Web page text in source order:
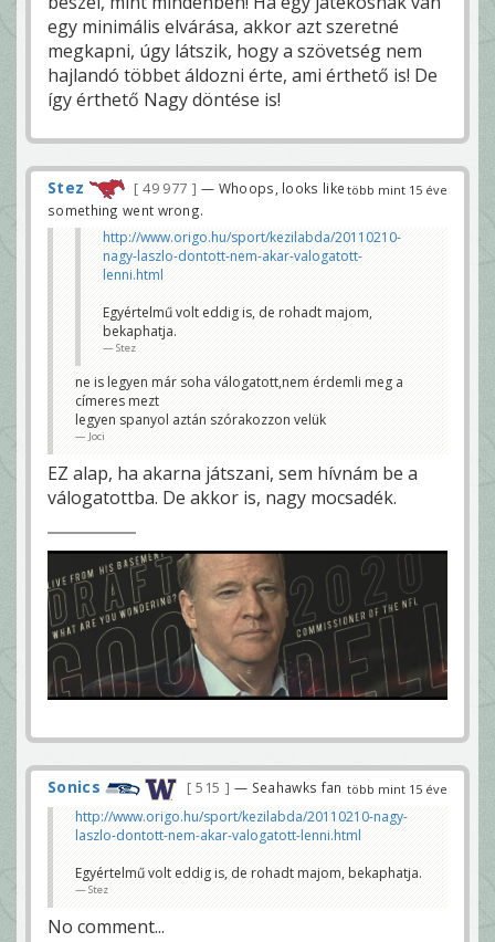
egy minimális elvárása, akkor azt szeretné
megkapni, úgy látszik, hogy a szövetség nem
hajlandó többet áldozni érte, ami érthető is! De
így érthető Nagy döntése is!
több mint 15 éve
Stez 49 977
— Whoops, looks like
something went wrong.
http://www.origo.hu/sport/kezilabda/20110210-
nagy-laszlo-dontott-nem-akar-valogatott-
lenni.html
Egyértelmű volt eddig is, de rohadt majom,
bekaphatja.
Stez
ne is legyen már soha válogatott,nem érdemli meg a
címeres mezt
legyen spanyol aztán szórakozzon velük
Joci
EZ alap, ha akarna játszani, sem hívnám be a
válogatottba. De akkor is, nagy mocsadék.
több mint 15 éve
Sonics 515 — Seahawks fan
http://www.origo.hu/sport/kezilabda/20110210-nagy-
laszlo-dontott-nem-akar-valogatott-lenni.html
Egyértelmű volt eddig is, de rohadt majom, bekaphatja.
Stez
No comment...